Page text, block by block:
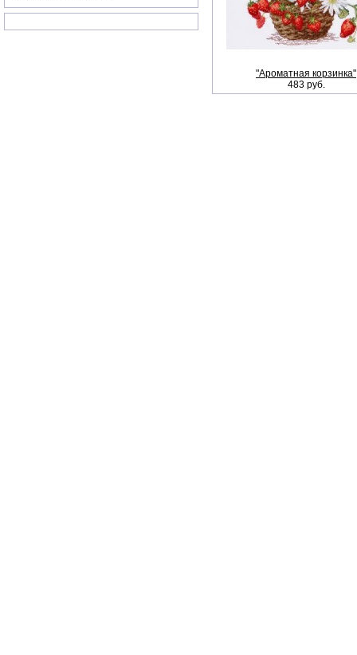
"Ароматная корзинка"
483 руб.